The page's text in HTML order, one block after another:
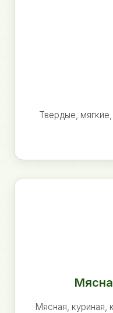
Твердые,
Мясная, куриная,